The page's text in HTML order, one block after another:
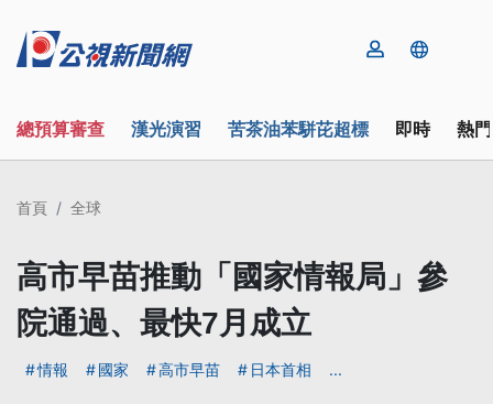
總預算審查 漢光演習 苦茶油苯駢芘超標 即時 熱
首頁 全球
高市早苗推動「國家情報局」參
院通過、最快7月成立
情報 國家 高市早苗 日本首相 ...